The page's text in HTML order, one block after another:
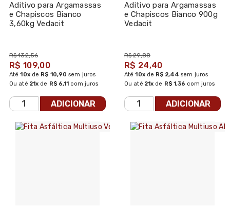
Aditivo para Argamassas
e Chapiscos Bianco
3,60kg Vedacit
R$ 132,56
R$ 109,00
Até10xde R$ 10,90 sem juros
Ou até 21x de R$ 6,11 com juros
ADICIONAR
Aditivo para Argamassas
e Chapiscos Bianco 900g
Vedacit
R$ 29,88
R$ 24,40
Até10xde R$ 2,44 sem juros
Ou até 21x de R$ 1,36 com juros
ADICIONAR